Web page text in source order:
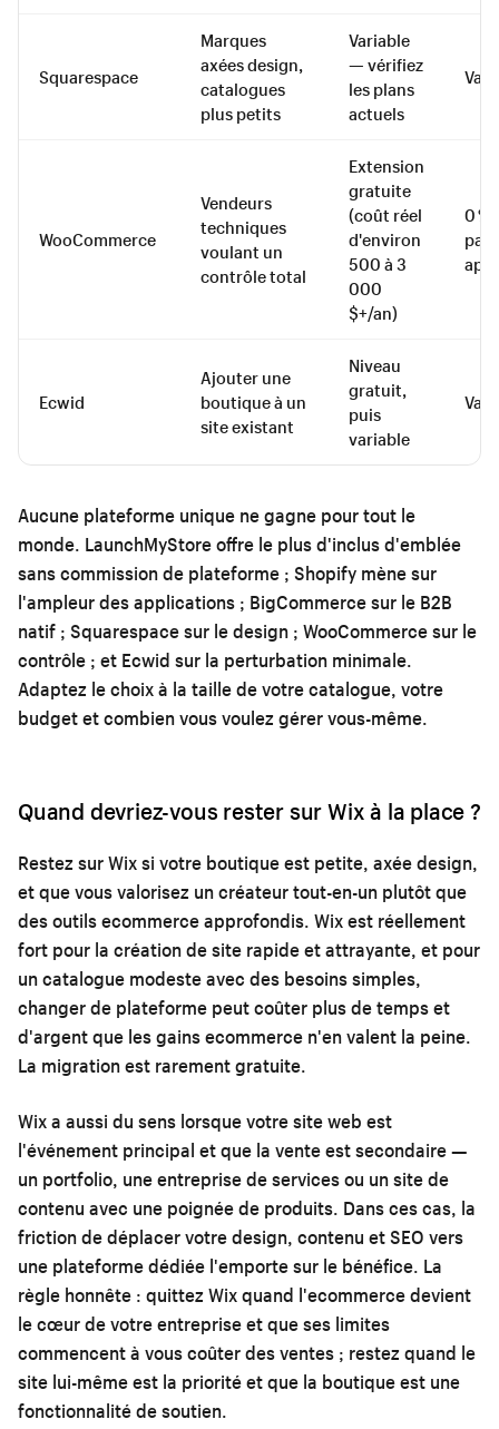
Squarespace
Marques
axées design,
catalogues
plus petits
Variable
— vérifiez
les plans
actuels
WooCommerce
Vendeurs
techniques
voulant un
contrôle total
Extension
gratuite
(coût réel
d'environ
500 à 3
000
$+/an)
0 %
Ecwid
Ajouter une
boutique à un
site existant
Niveau
gratuit,
puis
variable
Aucune plateforme unique ne gagne pour tout le
monde. LaunchMyStore offre le plus d'inclus d'emblée
sans commission de plateforme ; Shopify mène sur
l'ampleur des applications ; BigCommerce sur le B2B
natif ; Squarespace sur le design ; WooCommerce sur le
contrôle ; et Ecwid sur la perturbation minimale.
Adaptez le choix à la taille de votre catalogue, votre
budget et combien vous voulez gérer vous-même.
Quand devriez-vous rester sur Wix à la place ?
Restez sur Wix si votre boutique est petite, axée design,
et que vous valorisez un créateur tout-en-un plutôt que
des outils ecommerce approfondis. Wix est réellement
fort pour la création de site rapide et attrayante, et pour
un catalogue modeste avec des besoins simples,
changer de plateforme peut coûter plus de temps et
d'argent que les gains ecommerce n'en valent la peine.
La migration est rarement gratuite.
Wix a aussi du sens lorsque votre site web est
l'événement principal et que la vente est secondaire —
un portfolio, une entreprise de services ou un site de
contenu avec une poignée de produits. Dans ces cas, la
friction de déplacer votre design, contenu et SEO vers
une plateforme dédiée l'emporte sur le bénéfice. La
règle honnête : quittez Wix quand l'ecommerce devient
le cœur de votre entreprise et que ses limites
commencent à vous coûter des ventes ; restez quand le
site lui-même est la priorité et que la boutique est une
fonctionnalité de soutien.